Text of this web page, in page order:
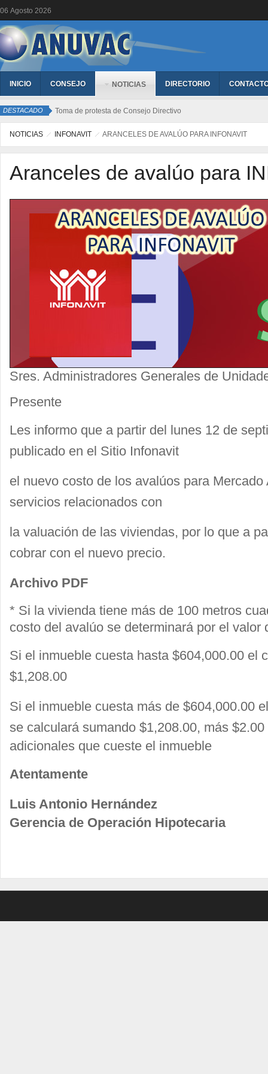
06 Agosto 2026
INICIO CONSEJO NOTICIAS DIRECTORIO
DESTACADO Toma de protesta de Consejo Directivo
NOTICIAS INFONAVIT ARANCELES DE AVALÚO PARA INFONAVIT
Aranceles de avalúo para
Sres. Administradores Generales de
Presente
Les informo que a partir del lunes 12 de
publicado en el Sitio Infonavit
el nuevo costo de los avalúos para
servicios relacionados con
la valuación de las viviendas, por lo que a
cobrar con el nuevo precio.
Archivo PDF
* Si la vivienda tiene más de 100 metros
costo del avalúo se determinará por el valor
Si el inmueble cuesta hasta $604,000.00 el
$1,208.00
Si el inmueble cuesta más de $604,000.00
se calculará sumando $1,208.00, más
adicionales que cueste el inmueble
Atentamente
Luis Antonio Hernández
Gerencia de Operación Hipotecaria